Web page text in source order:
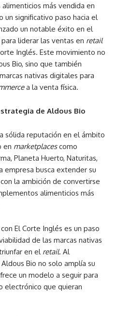
más vendida en
un significativo paso hacia el
un notable éxito en el
liderar las ventas en retail
Inglés. Este movimiento no
Bio, sino que también
nativas digitales para
a la venta física.
de Aldous Bio
sólida reputación en el ámbito
en marketplacescomo
Planeta Huerto, Naturitas,
empresa busca extender su
la ambición de convertirse
alimenticios más
El Corte Inglés es un paso
de las marcas nativas
en el retail. Al
Bio no solo amplía su
un modelo a seguir para
electrónico que quieran